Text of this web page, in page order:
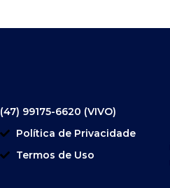
(47) 99175-6620 (VIVO)
Política de Privacidade
Termos de Uso